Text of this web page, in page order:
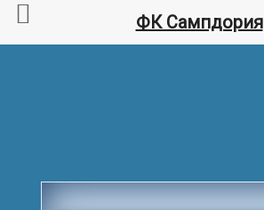
ФК Сампдория